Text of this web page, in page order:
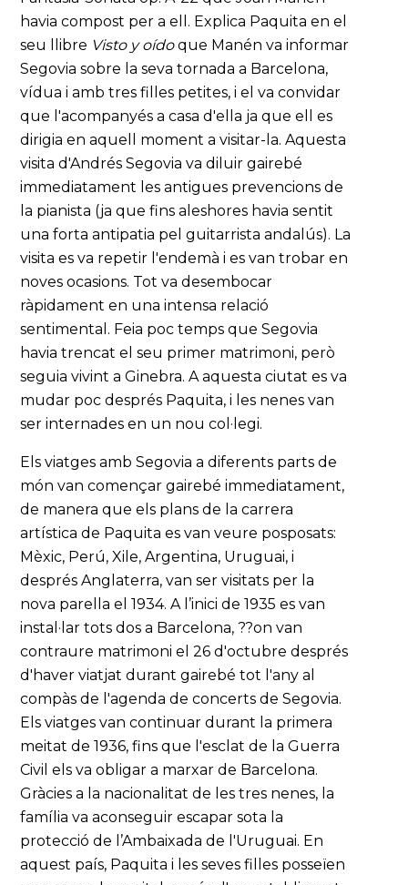
havia compost per a ell. Explica Paquita en el
seu llibre Visto y oídoque Manén va informar
Segovia sobre la seva tornada a Barcelona,
vídua i amb tres filles petites, i el va convidar
que l'acompanyés a casa d'ella ja que ell es
dirigia en aquell moment a visitar-la. Aquesta
visita d'Andrés Segovia va diluir gairebé
immediatament les antigues prevencions de
la pianista (ja que fins aleshores havia sentit
una forta antipatia pel guitarrista andalús). La
visita es va repetir l'endemà i es van trobar en
noves ocasions. Tot va desembocar
ràpidament en una intensa relació
sentimental. Feia poc temps que Segovia
havia trencat el seu primer matrimoni, però
seguia vivint a Ginebra. A aquesta ciutat es va
mudar poc després Paquita, i les nenes van
ser internades en un nou col·legi.
Els viatges amb Segovia a diferents parts de
món van començar gairebé immediatament,
de manera que els plans de la carrera
artística de Paquita es van veure posposats:
Mèxic, Perú, Xile, Argentina, Uruguai, i
després Anglaterra, van ser visitats per la
nova parella el 1934. A l’inici de 1935 es van
instal·lar tots dos a Barcelona, ??on van
contraure matrimoni el 26 d'octubre després
d'haver viatjat durant gairebé tot l'any al
compàs de l'agenda de concerts de Segovia.
Els viatges van continuar durant la primera
meitat de 1936, fins que l'esclat de la Guerra
Civil els va obligar a marxar de Barcelona.
Gràcies a la nacionalitat de les tres nenes, la
família va aconseguir escapar sota la
protecció de l’Ambaixada de l'Uruguai. En
aquest país, Paquita i les seves filles posseïen